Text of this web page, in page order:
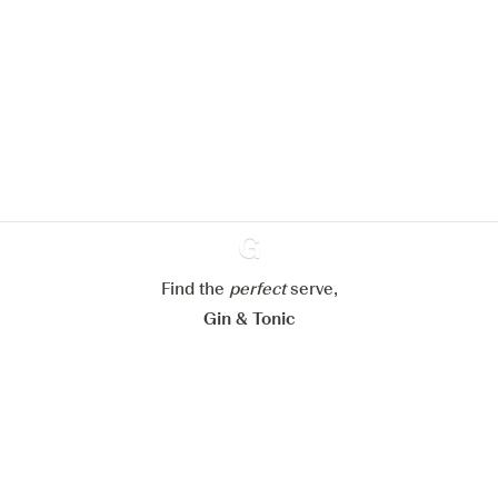
Ginventory
Find the perfectserve,
Gin & Tonic